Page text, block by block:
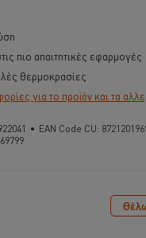
πιο απαιτητικές εφαρμογές
θερμοκρασίες
για το προϊόν και τα
• EAN Code CU: